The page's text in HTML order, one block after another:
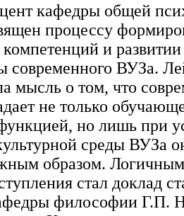
кафедры общей
процессу
и
современного ВУЗа.
мысль о том, что
не только
но лишь при
среды ВУЗа
образом.
стал доклад
философии Г.П.